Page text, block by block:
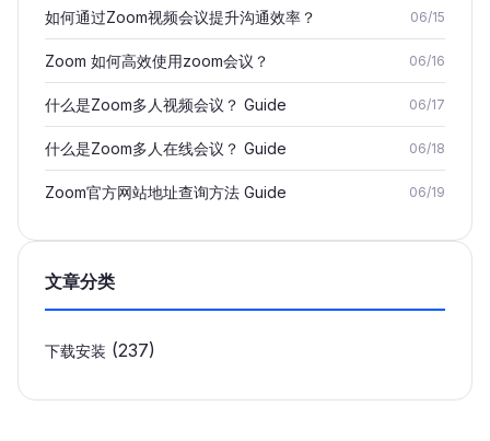
如何通过Zoom视频会议提升沟通效率？ 06/15
Zoom 如何高效使用zoom会议？ 06/16
什么是Zoom多人视频会议？ Guide 06/17
什么是Zoom多人在线会议？ Guide 06/18
Zoom官方网站地址查询方法 Guide 06/19
文章分类
下载安装 (237)